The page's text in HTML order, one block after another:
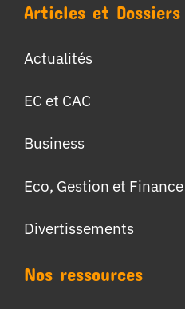
Articles et Dossiers
Actualités
EC et CAC
Business
Eco, Gestion et Finance
Divertissements
Nos ressources